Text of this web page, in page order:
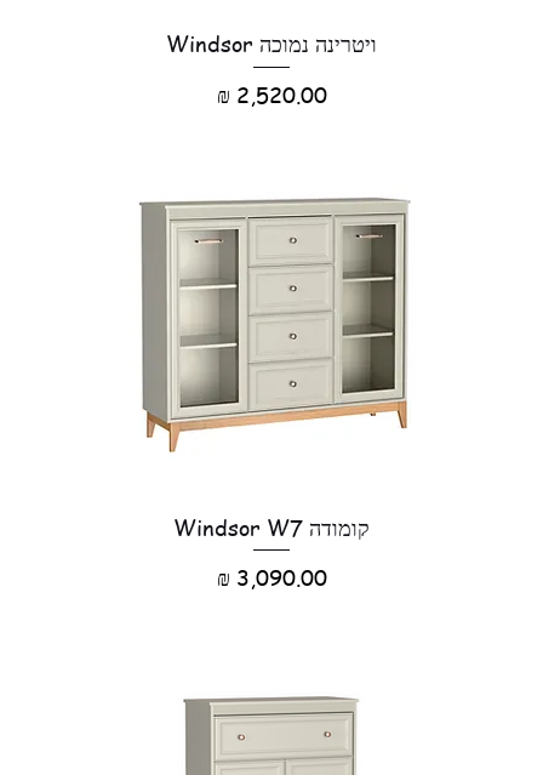
ויטרינה נמוכה Windsor
מחיר‏2,520.00 ‏₪
קומודה Windsor W7
מחיר‏3,090.00 ‏₪